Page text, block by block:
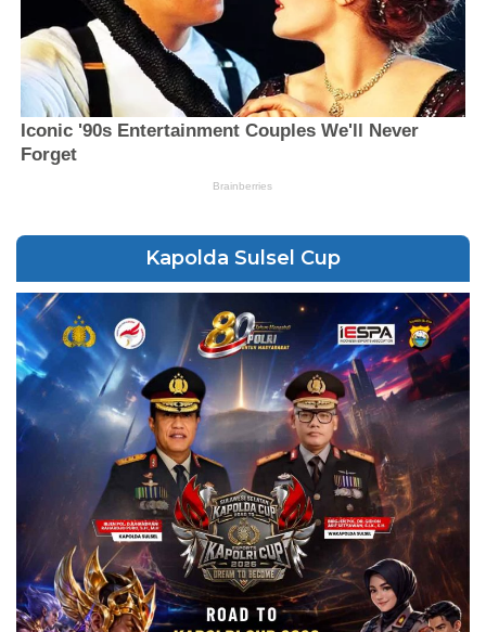
Kapolda Sulsel Cup